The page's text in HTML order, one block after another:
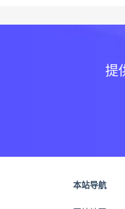
提
本站导航